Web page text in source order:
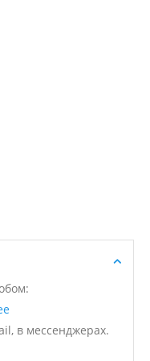
в мессенджерах.